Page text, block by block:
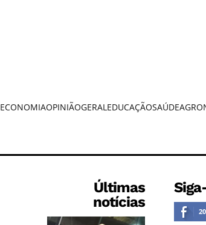
ECONOMIAOPINIÃOGERALEDUCAÇÃOSAÚDE
Últimas
notícias